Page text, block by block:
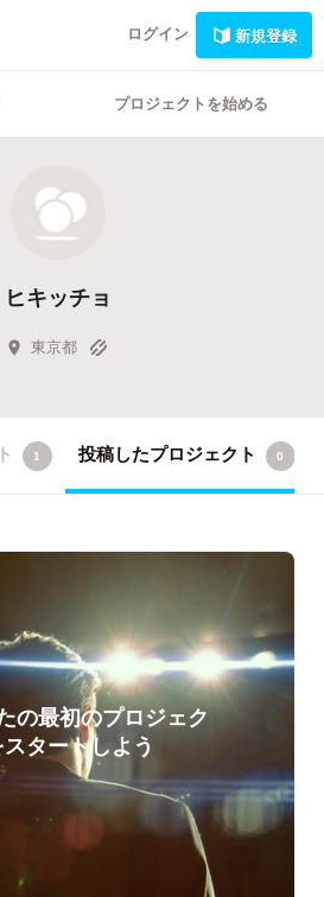
ログイン 新規登録
プロジェクトを始める
ヒキッチョ
東京都
1 投稿したプロジェクト 0
の最初のプロジェク
スタートしよう